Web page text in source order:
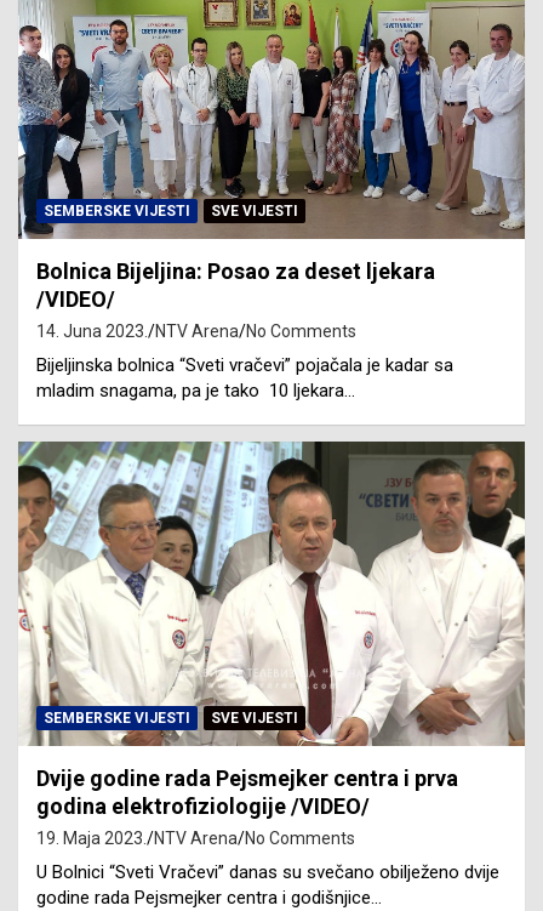
SEMBERSKE VIJESTI SVE VIJESTI
Bolnica Bijeljina: Posao za deset ljekara
/VIDEO/
14. Juna 2023. NTV Arena No Comments
Bijeljinska bolnica “Sveti vračevi” pojačala je kadar sa
mladim snagama, pa je tako 10 ljekara…
SEMBERSKE VIJESTI SVE VIJESTI
Dvije godine rada Pejsmejker centra i prva
godina elektrofiziologije /VIDEO/
19. Maja 2023. NTV Arena No Comments
U Bolnici “Sveti Vračevi” danas su svečano obilježeno dvije
godine rada Pejsmejker centra i godišnjice…